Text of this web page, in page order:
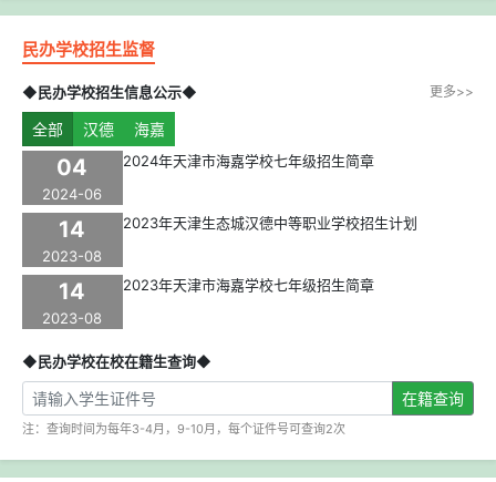
民办学校招生监督
◆民办学校招生信息公示◆ 更多>>
全部 汉德 海嘉
04
2024-06
2024年天津市海嘉学校七年级招生简章
14
2023-08
2023年天津生态城汉德中等职业学校招生计划
14
2023-08
2023年天津市海嘉学校七年级招生简章
◆民办学校在校在籍生查询◆
在籍查询
注：查询时间为每年3-4月，9-10月，每个证件号可查询2次